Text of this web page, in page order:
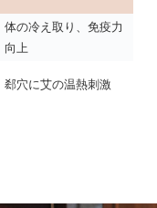
体の冷え取り、免疫力
向上
郄穴に艾の温熱刺激